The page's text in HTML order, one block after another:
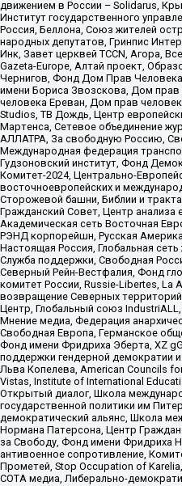
движением в России – Solidarus,
Институт государственного
Россия, Беллона, Союз жителей
народных депутатов, Гринпис
Инк, Завет церквей TCCN, Агора,
Gazeta-Europe, Алтай проект,
Чернигов, Фонд Дом Прав
имени Бориса Звозскова, Дом
человека Ереван, Дом прав
Studios, ТВ Дождь, Центр
Мартенса, Сетевое объединение
АЛЛАТРА, За свободную Россию,
Международная федерация
Гудзоновский институт, Фонд
Комитет-2024, Центрально-
восточноевропейских и
Сторожевой башни, Библии и
Гражданский Совет, Центр анализа
Академическая сеть Восточная
РЭНД корпорейшн, Русская
Настоящая Россия, Глобальная
Служба поддержки, Свободная
Северный Рейн-Вестфалия, Фонд
комитет России, Russie-Libertes,
возвращение Северных
Центр, Глобальный союз
Мнение медиа, Федерация
Свободная Европа, Германское
Фонд имени Фридриха Эберта, XZ
поддержки гендерной демократии
Льва Копелева, American Councils
Vistas, Institute of International
Открытый диалог, Школа
государственной политики им
демократический альянс, Школа
Нормана Патерсона, Центр
за Свободу, Фонд имени Фридриха
антивоенное сопротивление,
Прометей, Stop Occupation of
СОТА медиа, Либерально-